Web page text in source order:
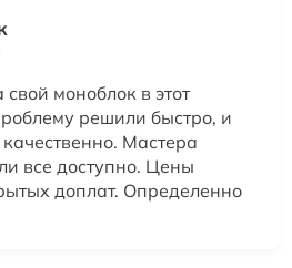
моноблок в этот
решили быстро, и
Мастера
все доступно. Цены
доплат. Определенно